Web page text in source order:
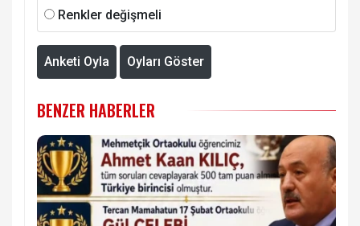
Renkler değişmeli
Anketi Oyla Oyları Göster
BENZER HABERLER